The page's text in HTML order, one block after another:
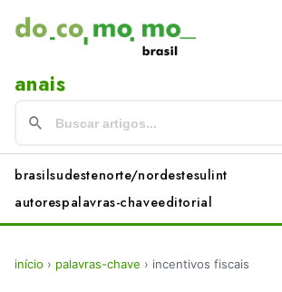
anais
brasilsudestenorte/nordestesulint
autorespalavras-chaveeditorial
início › palavras-chave › incentivos fiscais